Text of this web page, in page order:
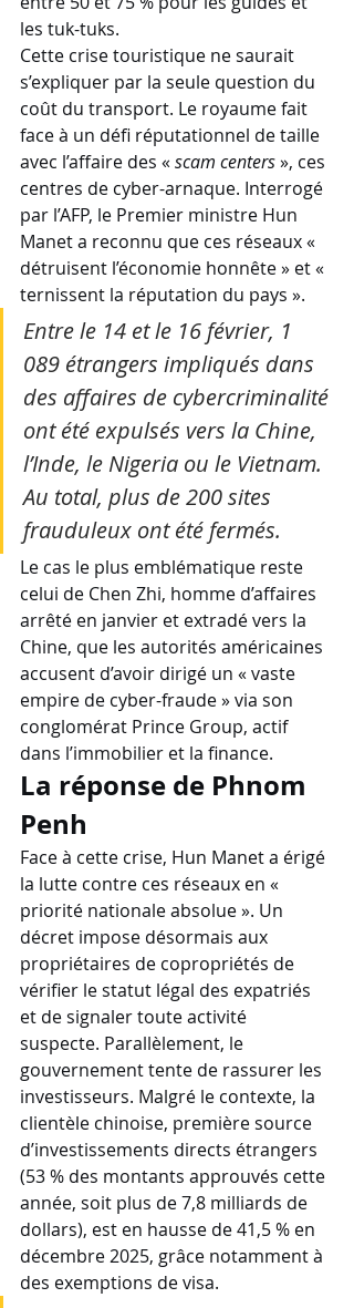
les tuk-tuks.
Cette crise touristique ne saurait
s’expliquer par la seule question du
coût du transport. Le royaume fait
face à un défi réputationnel de taille
avec l’affaire des « scam centers », ces
centres de cyber-arnaque. Interrogé
par l’AFP, le Premier ministre Hun
Manet a reconnu que ces réseaux «
détruisent l’économie honnête » et «
ternissent la réputation du pays ».
Entre le 14 et le 16 février, 1
089 étrangers impliqués dans
des affaires de cybercriminalité
ont été expulsés vers la Chine,
l’Inde, le Nigeria ou le Vietnam.
Au total, plus de 200 sites
frauduleux ont été fermés.
Le cas le plus emblématique reste
celui de Chen Zhi, homme d’affaires
arrêté en janvier et extradé vers la
Chine, que les autorités américaines
accusent d’avoir dirigé un « vaste
empire de cyber-fraude » via son
conglomérat Prince Group, actif
dans l’immobilier et la finance.
La réponse de Phnom
Penh
Face à cette crise, Hun Manet a érigé
la lutte contre ces réseaux en «
priorité nationale absolue ». Un
décret impose désormais aux
propriétaires de copropriétés de
vérifier le statut légal des expatriés
et de signaler toute activité
suspecte. Parallèlement, le
gouvernement tente de rassurer les
investisseurs. Malgré le contexte, la
clientèle chinoise, première source
d’investissements directs étrangers
(53 % des montants approuvés cette
année, soit plus de 7,8 milliards de
dollars), est en hausse de 41,5 % en
décembre 2025, grâce notamment à
des exemptions de visa.